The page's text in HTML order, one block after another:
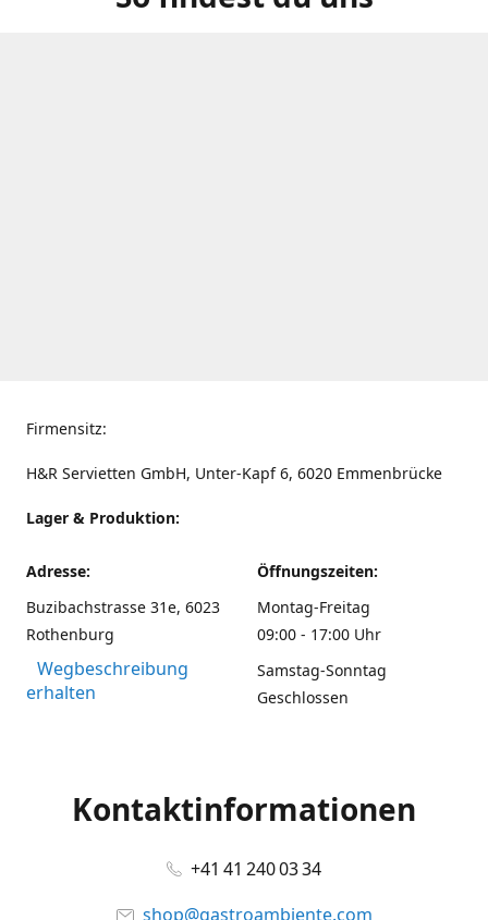
Firmensitz:
H&R Servietten GmbH, Unter-Kapf 6, 6020 Emmenbrücke
Lager & Produktion:
Adresse:
Buzibachstrasse 31e, 6023
Rothenburg
Wegbeschreibung
erhalten
Öffnungszeiten:
Montag-Freitag
09:00 - 17:00 Uhr
Samstag-Sonntag
Geschlossen
Kontaktinformationen
+41 41 240 03 34
shop@gastroambiente.com